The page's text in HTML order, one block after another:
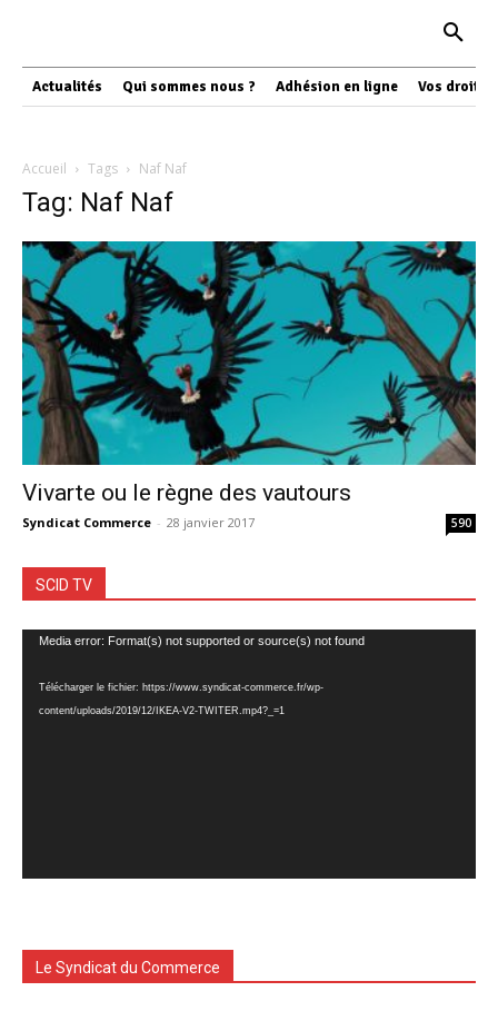
Actualités Qui sommes nous ? Adhésion en ligne Vos droits
Accueil Tags Naf Naf
Tag: Naf Naf
Vivarte ou le règne des vautours
Syndicat Commerce - 28 janvier 2017 590
SCID TV
Lecteur
Media error: Format(s) not supported or source(s) not found
Télécharger le fichier: https://www.syndicat-commerce.fr/wp-
content/uploads/2019/12/IKEA-V2-TWITER.mp4?_=1
Le Syndicat du Commerce